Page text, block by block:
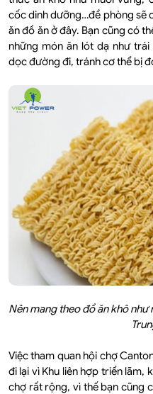
cốc dinh dưỡng…đề phòng sẽ
ăn đồ ăn ở đây. Bạn cũng có
những món ăn lót dạ như
dọc đường đi, tránh cơ thể bị
Nên mang theo đồ ăn khô như
Việc tham quan hội chợ
đi lại vì Khu liên hợp triển lãm,
chợ rất rộng, vì thế bạn cũng